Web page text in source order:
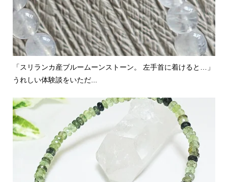
「スリランカ産ブルームーンストーン。 左手首に着けると…」
うれしい体験談をいただ...